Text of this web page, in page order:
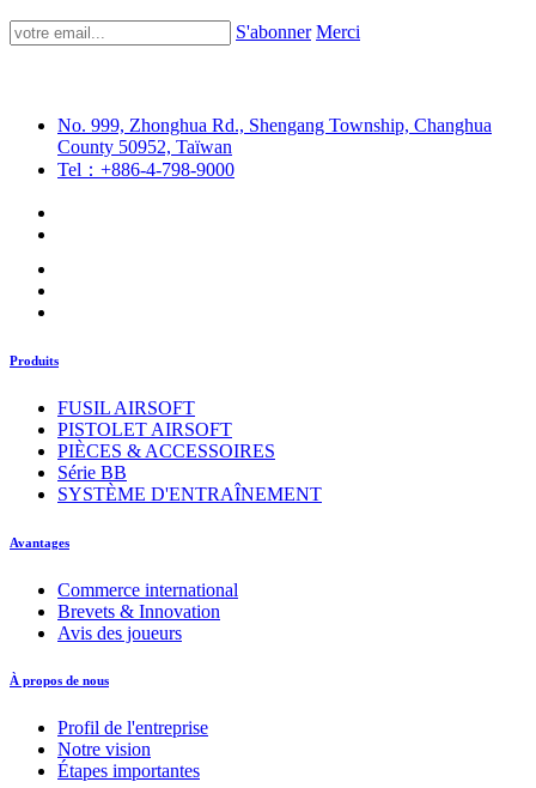
S'abonner Merci
No. 999, Zhonghua Rd., Shengang Township, Changhua
County 50952, Taïwan
Tel：+886-4-798-9000
Produits
FUSIL AIRSOFT
PISTOLET AIRSOFT
PIÈCES & ACCESSOIRES
Série BB
SYSTÈME D'ENTRAÎNEMENT
Avantages
Commerce international
Brevets & Innovation
Avis des joueurs
À propos de nous
Profil de l'entreprise
Notre vision
Étapes importantes